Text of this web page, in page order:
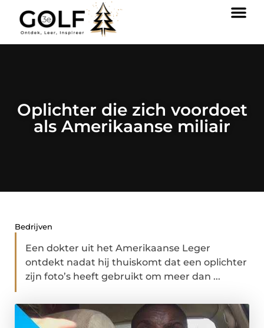
Oplichter die zich voordoet
als Amerikaanse miliair
Bedrijven
Een dokter uit het Amerikaanse Leger
ontdekt nadat hij thuiskomt dat een oplichter
zijn foto’s heeft gebruikt om meer dan ...